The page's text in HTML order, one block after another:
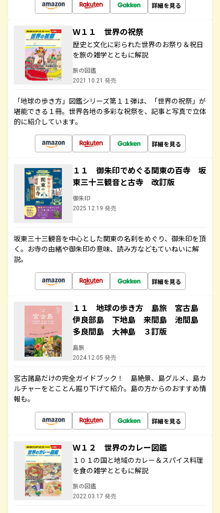
詳細を見る
Ｗ１１ 世界の祝祭
歴史と文化に彩られた世界のお祭り＆祝日
を旅の雑学とともに解説
旅の図鑑
2021.10.21 発売
「地球の歩き方」図鑑シリーズ第１１弾は、「世界の祝祭」が
堪能できる１冊。世界各地の多彩な祝祭を、記事と写真で立体
的に紹介しています。
詳細を見る
１１ 御朱印でめぐる関東の百寺 坂
東三十三観音と古寺 改訂版
御朱印
2025.12.19 発売
坂東三十三観音を中心とした関東の名刹をめぐり、御朱印を頂
く。お寺の由緒や御朱印の意味、読み方などもていねいに解
説。
詳細を見る
１１ 地球の歩き方 島旅 宮古島
伊良部島 下地島 来間島 池間島
多良間島 大神島 ３訂版
島旅
2024.12.05 発売
宮古諸島だけの完全ガイドブック！ 島絶景、島グルメ、島カ
ルチャーをとことん掘り下げて紹介。島の方からのおすすめ情
報も。
詳細を見る
Ｗ１２ 世界のカレー図鑑
１０１の国と地域のカレー＆スパイス料理
を食の雑学とともに解説
旅の図鑑
2022.03.17 発売